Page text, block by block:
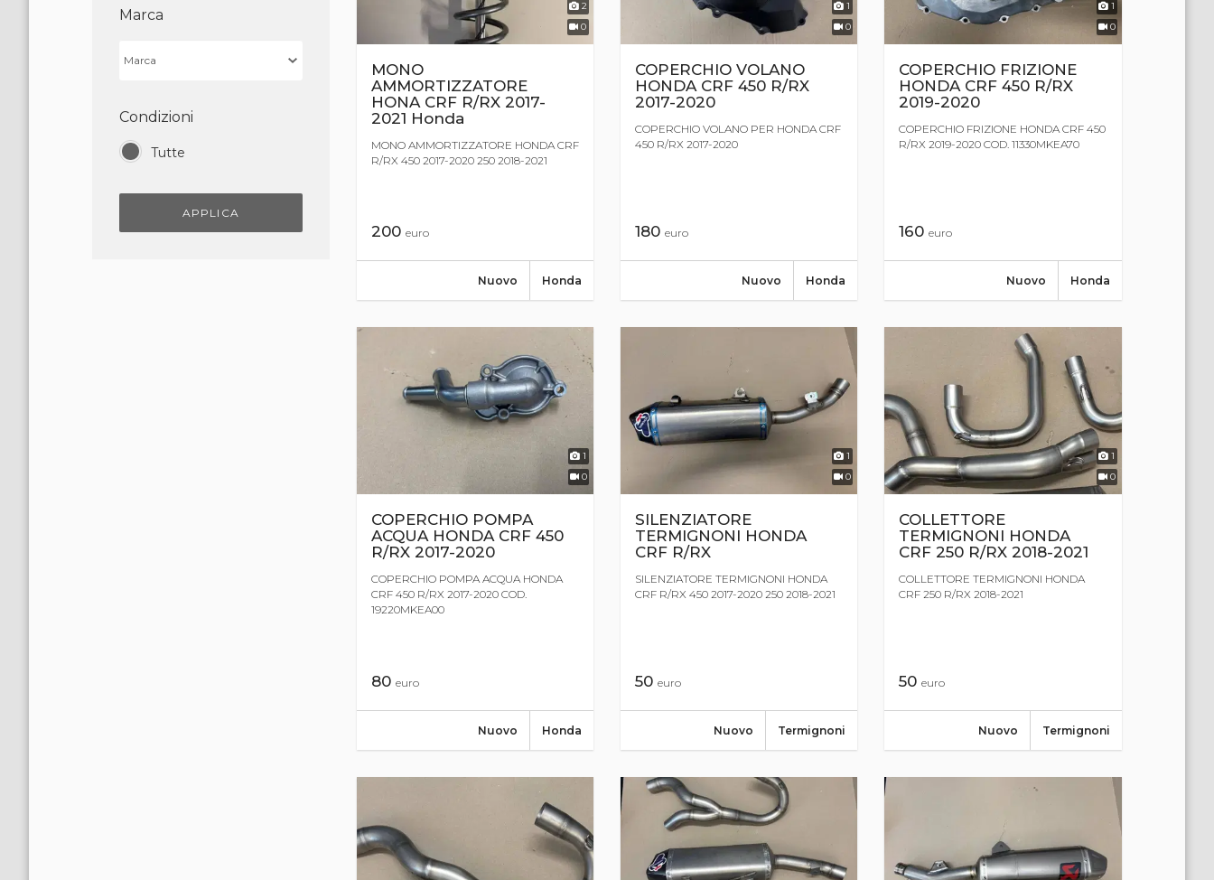
Marca
Condizioni
Tutte
APPLICA
2
0
MONO
AMMORTIZZATORE
HONA CRF R/RX 2017-
2021 Honda
MONO AMMORTIZZATORE HONDA CRF
R/RX 450 2017-2020 250 2018-2021
200 euro
Honda
Nuovo
1
0
COPERCHIO VOLANO
HONDA CRF 450 R/RX
2017-2020
COPERCHIO VOLANO PER HONDA CRF
450 R/RX 2017-2020
180 euro
Honda
Nuovo
1
0
COPERCHIO FRIZIONE
HONDA CRF 450 R/RX
2019-2020
COPERCHIO FRIZIONE HONDA CRF 450
R/RX 2019-2020 COD. 11330MKEA70
160euro
Honda
Nuovo
1
0
COPERCHIO POMPA
ACQUA HONDA CRF 450
R/RX 2017-2020
COPERCHIO POMPA ACQUA HONDA
CRF 450 R/RX 2017-2020 COD.
19220MKEA00
80 euro
Honda
Nuovo
1
0
SILENZIATORE
TERMIGNONI HONDA
CRF R/RX
SILENZIATORE TERMIGNONI HONDA
CRF R/RX 450 2017-2020 250 2018-2021
50 euro
Termignoni
Nuovo
1
0
COLLETTORE
TERMIGNONI HONDA
CRF 250 R/RX 2018-2021
COLLETTORE TERMIGNONI HONDA
CRF 250 R/RX 2018-2021
50euro
Termignoni
Nuovo